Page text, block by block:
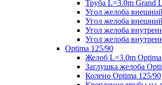
Труба L=3.0m Grand
Угол желоба
Угол желоба
Угол желоба
Угол желоба
Optima 125/90
Желоб L=3.0m
Заглушка желоба
Колено Optima 125/90